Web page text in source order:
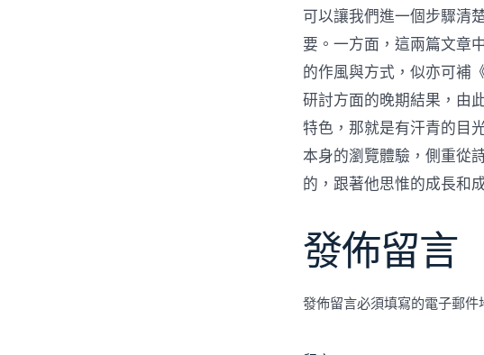
可以讓我們進一個步驟清
要。一方面，這兩篇文章
的作風與方式，似亦可補
研討方面的晚期結果，由
特色，那就是有汗青的目
本身的瀏覽體驗，側重從
的，跟著他思惟的成長和
發佈留言
發佈留言必須填寫的電子郵件